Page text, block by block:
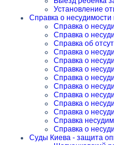
Установление
Справка о несудимости
Справка о
Справка о
Справка об
Справка о
Справка о
Справка о
Справка о
Справка о
Справка о
Справка о
Справка о
Справка
Справка о
Суды Киева - защита